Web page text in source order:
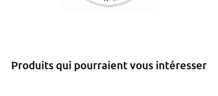
Produits qui pourraient vous intéresser